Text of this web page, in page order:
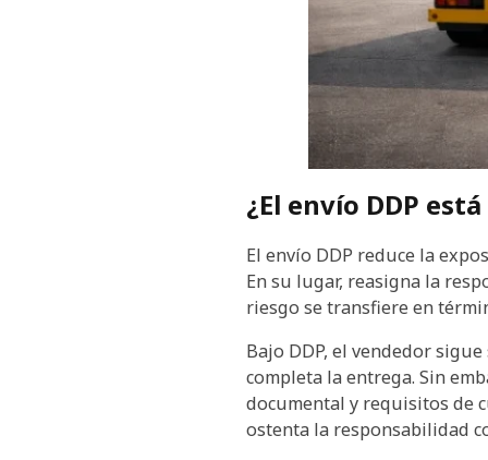
¿El envío DDP
El envío DDP reduce la
En su lugar, reasigna la
riesgo se transfiere en
Bajo DDP, el vendedor
completa la entrega. Sin
documental y requisitos de
ostenta la responsabilidad